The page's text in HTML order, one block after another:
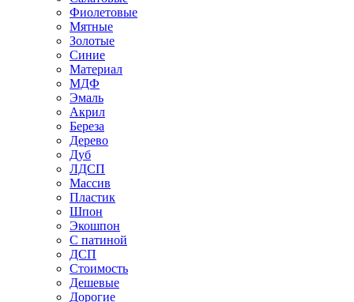
Фиолетовые
Мятные
Золотые
Синие
Материал
МДФ
Эмаль
Акрил
Береза
Дерево
Дуб
ЛДСП
Массив
Пластик
Шпон
Экошпон
С патиной
ДСП
Стоимость
Дешевые
Дорогие